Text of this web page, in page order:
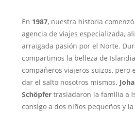
En 1987, nuestra historia
agencia de viajes especializada,
arraigada pasión por el Norte.
compartimos la belleza de
compañeros viajeros suizos, pero
dar el salto nosotros mismos.
Schöpfertrasladaron la familia a
consigo a dos niños pequeños y